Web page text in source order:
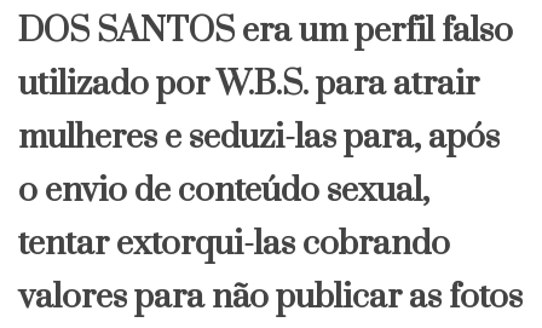
DOS SANTOS era um perfil falso
utilizado por W.B.S. para atrair
mulheres e seduzi-las para, após
o envio de conteúdo sexual,
tentar extorqui-las cobrando
valores para não publicar as fotos